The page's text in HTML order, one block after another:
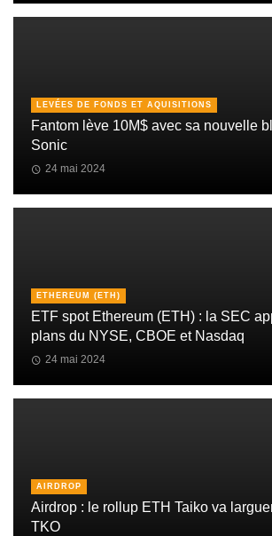
LEVÉES DE FONDS ET AQUISITIONS
Fantom lève 10M$ avec sa nouvelle
Sonic
24 mai 2024
ETHEREUM (ETH)
ETF spot Ethereum (ETH) : la SEC
plans du NYSE, CBOE et Nasdaq
24 mai 2024
AIRDROP
Airdrop : le rollup ETH Taiko va
TKO